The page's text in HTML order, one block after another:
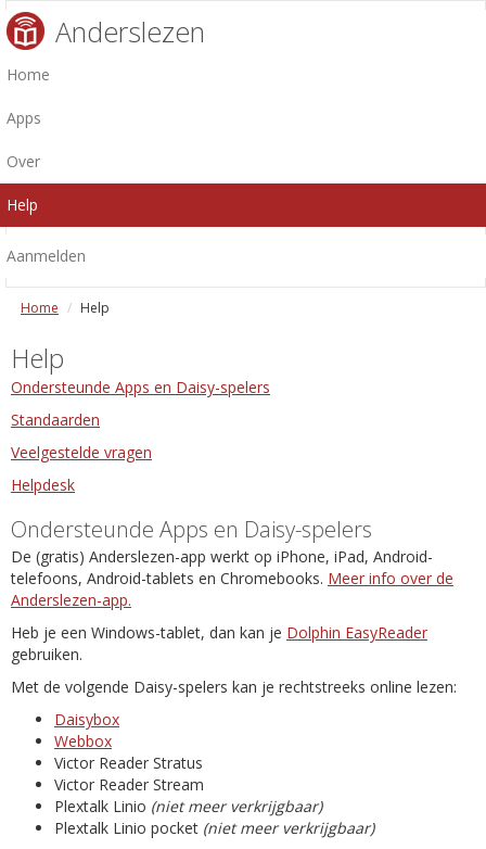
Anderslezen
Home
Apps
Over
Help
Aanmelden
Home Help
Help
Ondersteunde Apps en Daisy-spelers
Standaarden
Veelgestelde vragen
Helpdesk
Ondersteunde Apps en Daisy-spelers
De (gratis) Anderslezen-app werkt op iPhone, iPad, Android-
telefoons, Android-tablets en Chromebooks. Meer info over de
Anderslezen-app.
Heb je een Windows-tablet, dan kan je Dolphin EasyReader
gebruiken.
Met de volgende Daisy-spelers kan je rechtstreeks online lezen:
Daisybox
Webbox
Victor Reader Stratus
Victor Reader Stream
Plextalk Linio (niet meer verkrijgbaar)
Plextalk Linio pocket (niet meer verkrijgbaar)